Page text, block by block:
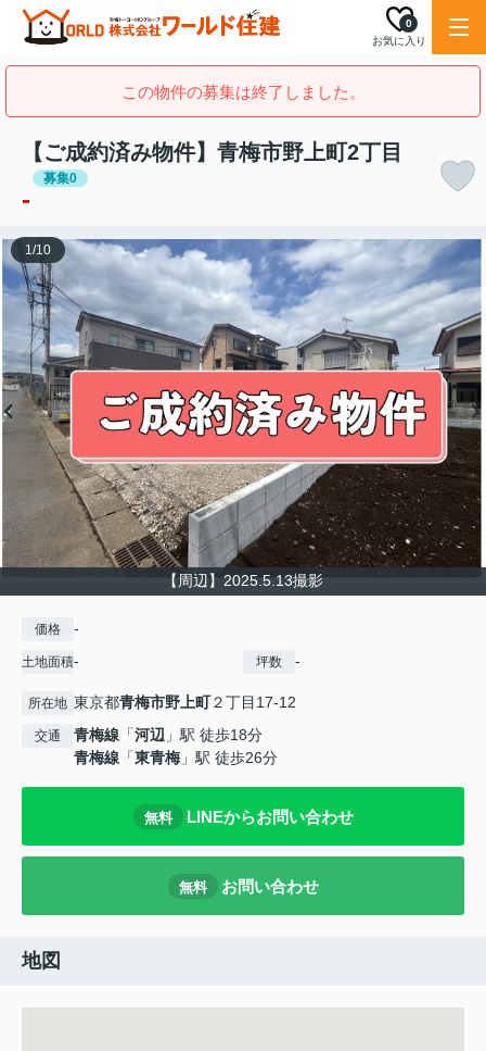
お気に入り
0
この物件の募集は終了しました。
【ご成約済み物件】青梅市野上町2丁目
募集0
-
【周辺】2025.5.13撮影
1/10
価格 -
土地面積- 坪数 -
所在地 東京都青梅市野上町２丁目17-12
交通 青梅線 「河辺 」駅 徒歩18分
青梅線 「東青梅」駅 徒歩26分
無料 LINEからお問い合わせ
無料 お問い合わせ
地図